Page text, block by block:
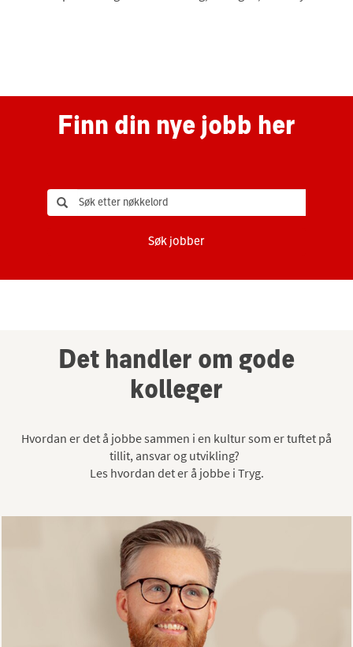
Finn din nye jobb her
Søk jobber
Det handler om gode
kolleger
Hvordan er det å jobbe sammen i en kultur som er tuftet på
tillit, ansvar og utvikling?
Les hvordan det er å jobbe i Tryg.